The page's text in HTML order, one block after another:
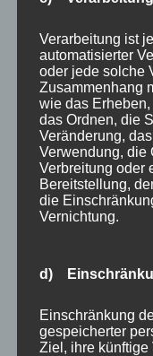
▶ Alternativ hier
Selbstannahme bei
THE WORK und
Verarbeitung ist
automatisierter
oder jede solche
Zusammenhang
wie das
das Ordnen, die
Veränderung,
Verwendung, die
Verbreitung oder
Bereitstellung,
die
Vernichtung.
d)
Einschränkung
gespeicherter
Ziel, ihre künftige